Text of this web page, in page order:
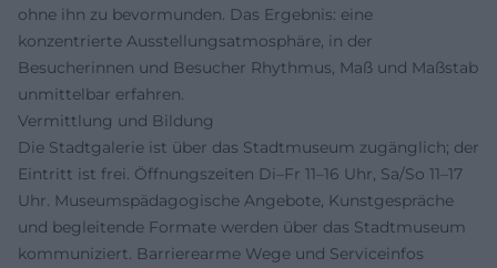
ohne ihn zu bevormunden. Das Ergebnis: eine
konzentrierte Ausstellungsatmosphäre, in der
Besucherinnen und Besucher Rhythmus, Maß und Maßstab
unmittelbar erfahren.
Vermittlung und Bildung
Die Stadtgalerie ist über das Stadtmuseum zugänglich; der
Eintritt ist frei. Öffnungszeiten Di–Fr 11–16 Uhr, Sa/So 11–17
Uhr. Museumspädagogische Angebote, Kunstgespräche
und begleitende Formate werden über das Stadtmuseum
kommuniziert. Barrierearme Wege und Serviceinfos